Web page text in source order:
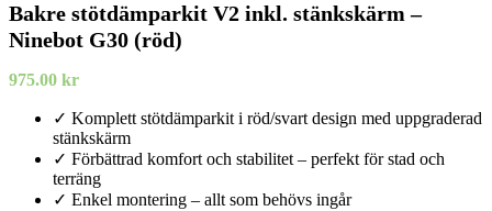
Bakre stötdämparkit V2 inkl. stänkskärm –
Ninebot G30 (röd)
975.00 kr
✓ Komplett stötdämparkit i röd/svart design med uppgraderad
stänkskärm
✓ Förbättrad komfort och stabilitet – perfekt för stad och
terräng
✓ Enkel montering – allt som behövs ingår